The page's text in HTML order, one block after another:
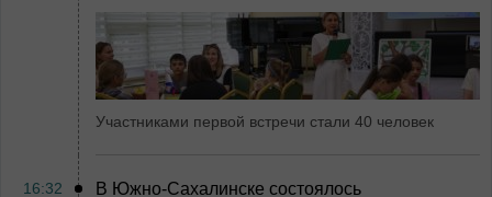
Участниками первой встречи стали 40 человек
16:32
В Южно-Сахалинске состоялось